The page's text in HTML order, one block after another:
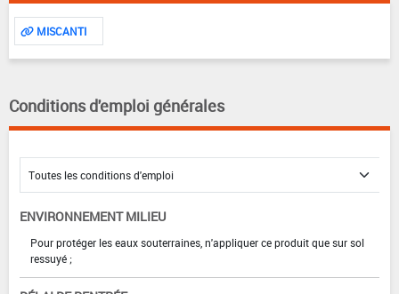
MISCANTI
Conditions d'emploi générales
ENVIRONNEMENT MILIEU
Pour protéger les eaux souterraines, n'appliquer ce produit que sur sol
ressuyé ;